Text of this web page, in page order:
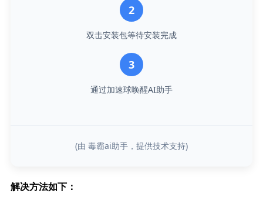
2
双击安装包等待安装完成
3
通过加速球唤醒AI助手
(由 毒霸ai助手，提供技术支持)
解决方法如下：